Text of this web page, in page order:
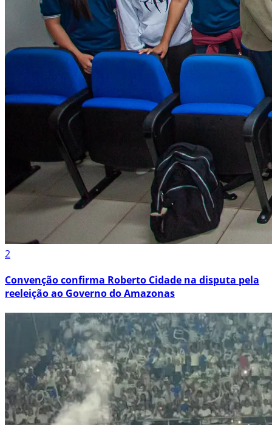
2
Convenção confirma Roberto Cidade na disputa pela
reeleição ao Governo do Amazonas